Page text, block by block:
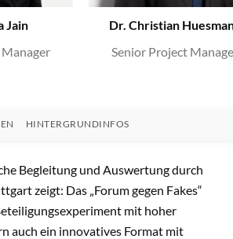
Jain
Dr. Christian
Senior Project
HINTERGRUNDINFOS
Begleitung und Auswertung durch
zeigt: Das „Forum gegen Fakes“
mit hoher
auch ein innovatives Format mit